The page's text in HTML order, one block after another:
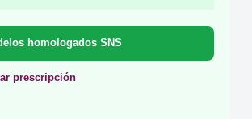
homologados SNS
prescripción